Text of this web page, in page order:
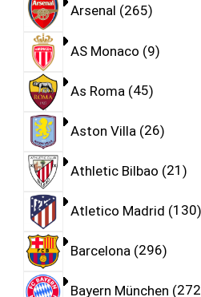
Arsenal 265
AS Monaco 9
As Roma 45
Aston Villa 26
Athletic Bilbao 21
Atletico Madrid 130
Barcelona 296
Bayern München 272